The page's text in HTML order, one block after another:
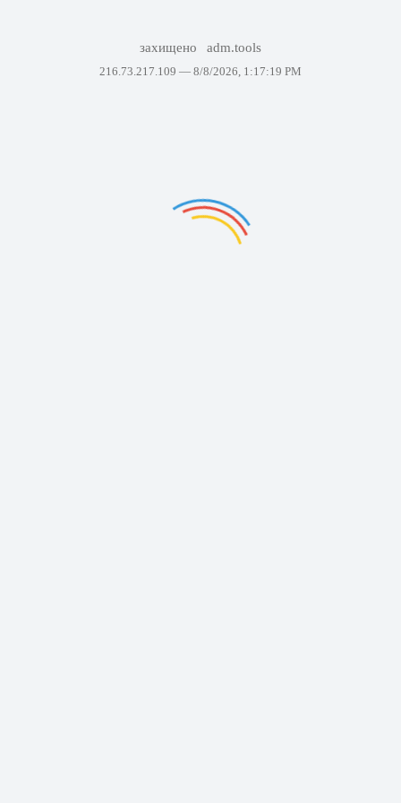
захищено adm.tools
216.73.217.109 — 8/8/2026, 1:17:19 PM